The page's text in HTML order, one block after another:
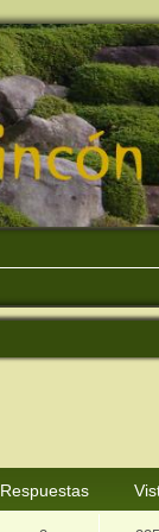
Respuestas